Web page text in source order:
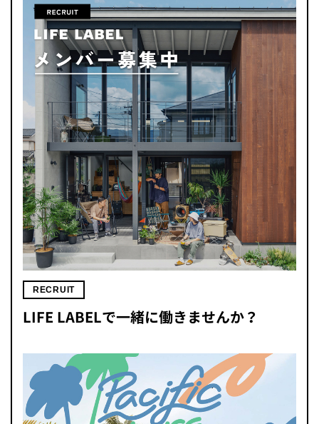
RECRUIT
LIFE LABELで一緒に働きませんか？